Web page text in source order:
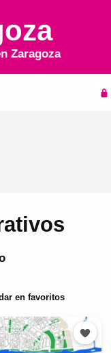
Zaragoza
en favoritos